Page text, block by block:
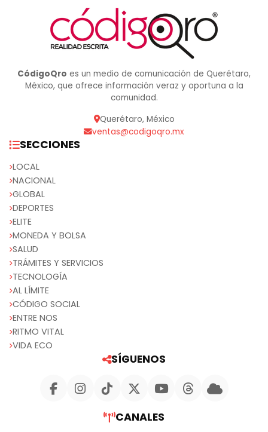
CódigoQro es un medio de comunicación de Querétaro,
México, que ofrece información veraz y oportuna a la
comunidad.
Querétaro, México
ventas@codigoqro.mx
SECCIONES
LOCAL
NACIONAL
GLOBAL
DEPORTES
ELITE
MONEDA Y BOLSA
SALUD
TRÁMITES Y SERVICIOS
TECNOLOGÍA
AL LÍMITE
CÓDIGO SOCIAL
ENTRE NOS
RITMO VITAL
VIDA ECO
SÍGUENOS
CANALES